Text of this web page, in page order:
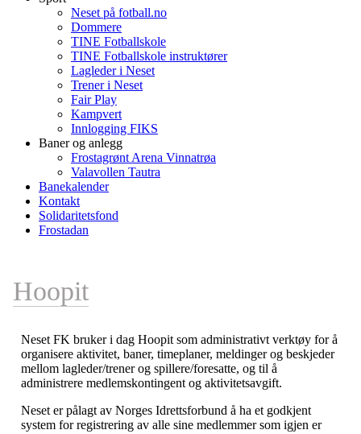
Neset på fotball.no
Dommere
TINE Fotballskole
TINE Fotballskole instruktører
Lagleder i Neset
Trener i Neset
Fair Play
Kampvert
Innlogging FIKS
Baner og anlegg
Frostagrønt Arena Vinnatrøa
Valavollen Tautra
Banekalender
Kontakt
Solidaritetsfond
Frostadan
Hoopit
Neset FK bruker i dag Hoopit som administrativt verktøy for å
organisere aktivitet, baner, timeplaner, meldinger og beskjeder
mellom lagleder/trener og spillere/foresatte, og til å
administrere medlemskontingent og aktivitetsavgift.
Neset er pålagt av Norges Idrettsforbund å ha et godkjent
system for registrering av alle sine medlemmer som igjen er